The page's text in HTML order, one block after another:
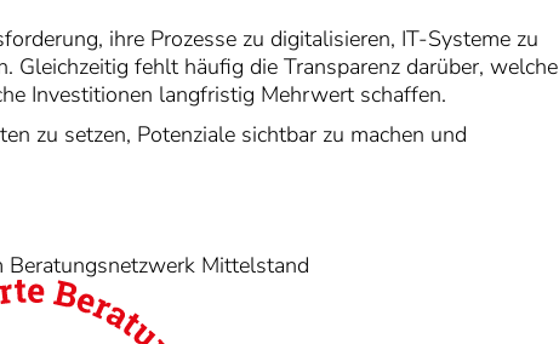
ihre Prozesse zu digitalisieren, IT-Systeme zu
Gleichzeitig fehlt häufig die Transparenz darüber, welche
Investitionen langfristig Mehrwert schaffen.
zu setzen, Potenziale sichtbar zu machen und
Beratungsnetzwerk Mittelstand